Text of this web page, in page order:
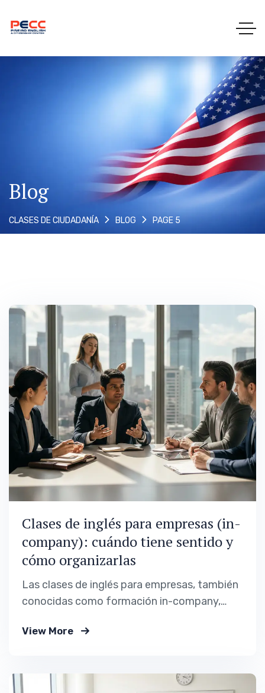
Blog
CLASES DE CIUDADANÍA BLOG PAGE 5
Clases de inglés para empresas (in-
company): cuándo tiene sentido y
cómo organizarlas
Las clases de inglés para empresas, también
conocidas como formación in-company,
aprendizaje individual. Aquí el objetivo no es
interna y la capacidad de relacionarse con
View More